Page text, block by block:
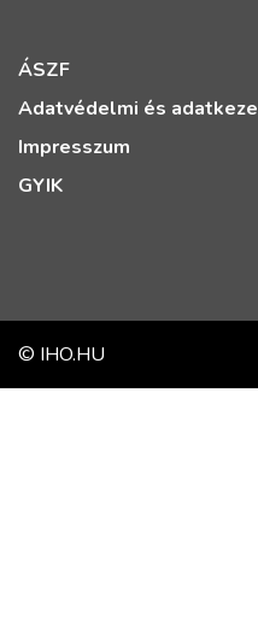
ÁSZF
Adatvédelmi és
Impresszum
GYIK
© IHO.HU